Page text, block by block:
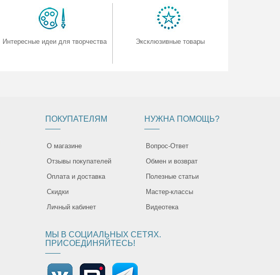
Интересные идеи для творчества Эксклюзивные товары
ПОКУПАТЕЛЯМ
О магазине
Отзывы покупателей
Оплата и доставка
Скидки
Личный кабинет
НУЖНА ПОМОЩЬ?
Вопрос-Ответ
Обмен и возврат
Полезные статьи
Мастер-классы
Видеотека
МЫ В СОЦИАЛЬНЫХ СЕТЯХ.
ПРИСОЕДИНЯЙТЕСЬ!